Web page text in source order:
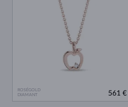
ROSÉGOLD
DIAMANT
561 €